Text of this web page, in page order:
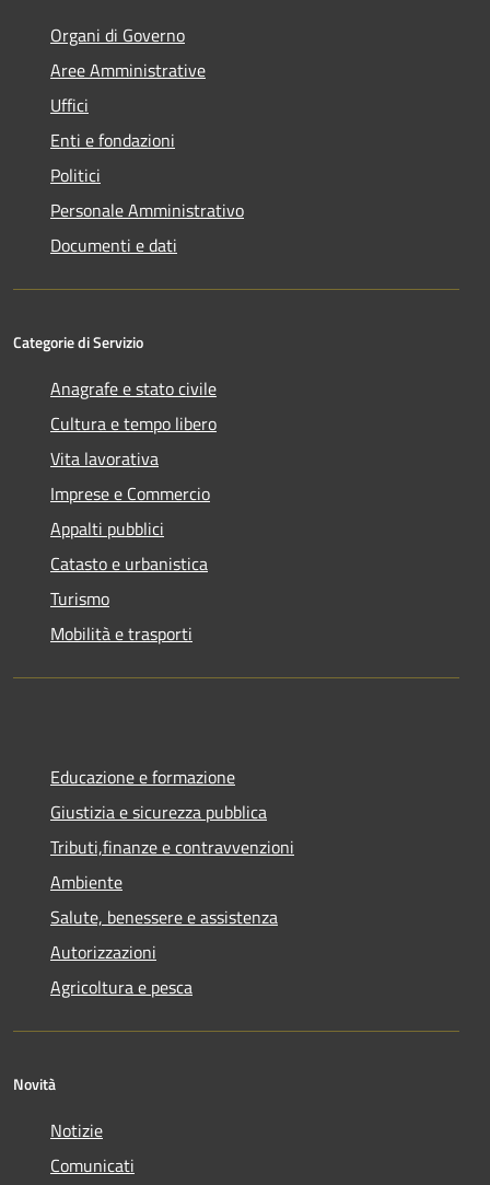
Organi di Governo
Aree Amministrative
Uffici
Enti e fondazioni
Politici
Personale Amministrativo
Documenti e dati
Categorie di Servizio
Anagrafe e stato civile
Cultura e tempo libero
Vita lavorativa
Imprese e Commercio
Appalti pubblici
Catasto e urbanistica
Turismo
Mobilità e trasporti
Educazione e formazione
Giustizia e sicurezza pubblica
Tributi,finanze e contravvenzioni
Ambiente
Salute, benessere e assistenza
Autorizzazioni
Agricoltura e pesca
Novità
Notizie
Comunicati